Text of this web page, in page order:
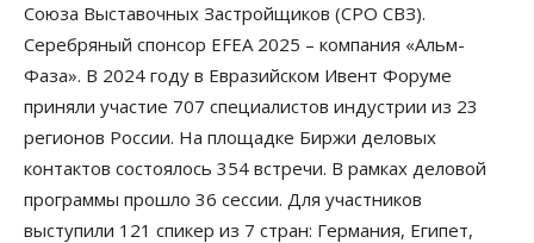
Союза Выставочных Застройщиков (СРО СВЗ).
Серебряный спонсор EFEA 2025 – компания «Альм-
Фаза». В 2024 году в Евразийском Ивент Форуме
приняли участие 707 специалистов индустрии из 23
регионов России. На площадке Биржи деловых
контактов состоялось 354 встречи. В рамках деловой
программы прошло 36 сессии. Для участников
выступили 121 спикер из 7 стран: Германия, Египет,